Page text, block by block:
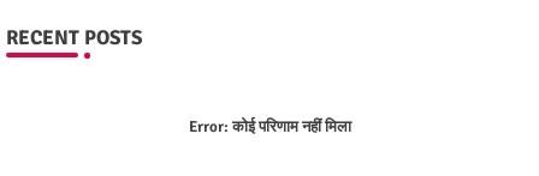
RECENT POSTS
Error:कोई परिणाम नहीं मिला